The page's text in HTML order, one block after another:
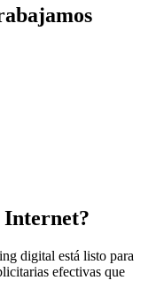
?
digital está listo para
efectivas que